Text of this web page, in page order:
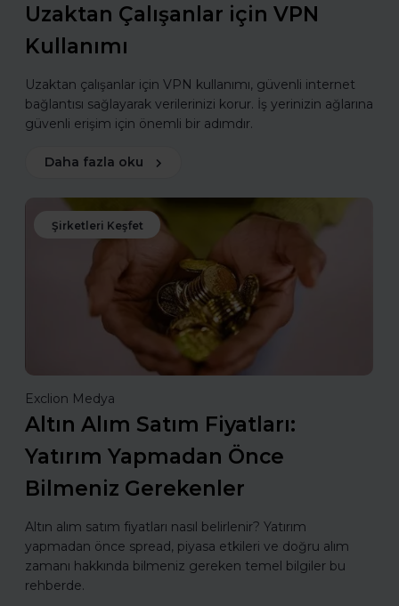
Uzaktan Çalışanlar için VPN
Kullanımı
Uzaktan çalışanlar için VPN kullanımı, güvenli internet
bağlantısı sağlayarak verilerinizi korur. İş yerinizin ağlarına
güvenli erişim için önemli bir adımdır.
Daha fazla oku
Şirketleri Keşfet
Exclion Medya
Altın Alım Satım Fiyatları:
Yatırım Yapmadan Önce
Bilmeniz Gerekenler
Altın alım satım fiyatları nasıl belirlenir? Yatırım
yapmadan önce spread, piyasa etkileri ve doğru alım
zamanı hakkında bilmeniz gereken temel bilgiler bu
rehberde.